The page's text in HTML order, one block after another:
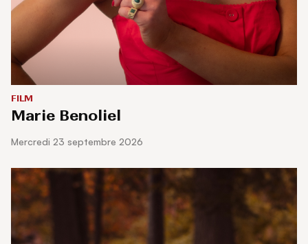
FILM
Marie Benoliel
mercredi 23 septembre 2026